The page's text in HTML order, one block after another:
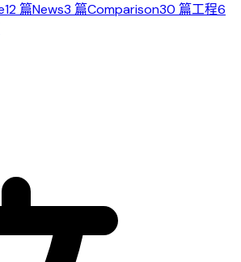
12 篇News3 篇Comparison30 篇工程6